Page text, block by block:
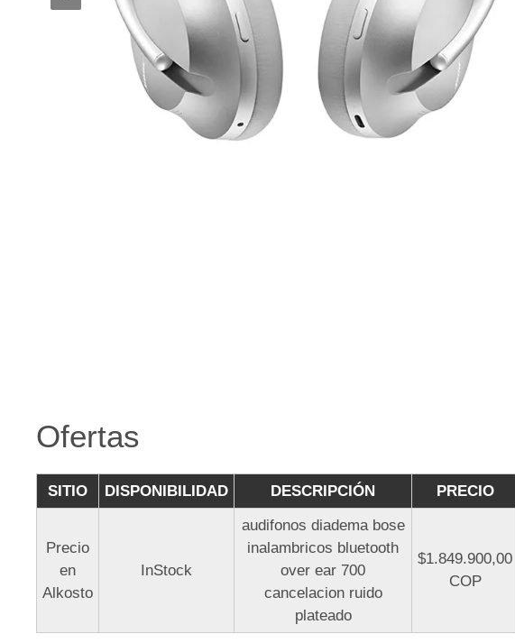
Ofertas
SITIO DISPONIBILIDAD DESCRIPCIÓN PRECIO
Precio
en
Alkosto
InStock
audifonos diadema bose
inalambricos bluetooth
over ear 700
cancelacion ruido
plateado
$1.849.900,00
COP